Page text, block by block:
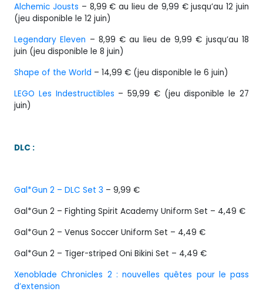
Alchemic Jousts – 8,99 € au lieu de 9,99 € jusqu’au 12 juin
(jeu disponible le 12 juin)
Legendary Eleven – 8,99 € au lieu de 9,99 € jusqu’au 18
juin (jeu disponible le 8 juin)
Shape of the World – 14,99 € (jeu disponible le 6 juin)
LEGO Les Indestructibles – 59,99 € (jeu disponible le 27
juin)
DLC :
Gal*Gun 2 – DLC Set 3 – 9,99 €
Gal*Gun 2 – Fighting Spirit Academy Uniform Set – 4,49 €
Gal*Gun 2 – Venus Soccer Uniform Set – 4,49 €
Gal*Gun 2 – Tiger-striped Oni Bikini Set – 4,49 €
Xenoblade Chronicles 2 : nouvelles quêtes pour le pass
d’extension